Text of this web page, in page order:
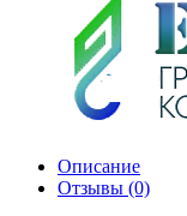
Описание
Отзывы (0)